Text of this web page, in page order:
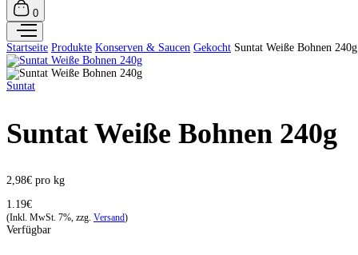
0
Startseite Produkte Konserven & Saucen Gekocht Suntat Weiße Bohnen 240g
Suntat
Suntat Weiße Bohnen 240g
2,98€ pro kg
1.19€
(Inkl. MwSt. 7%, zzg. Versand)
Verfügbar